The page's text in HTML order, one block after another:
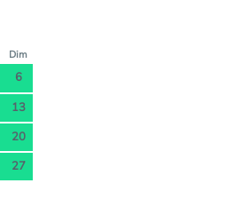
Dim
6
13
20
27